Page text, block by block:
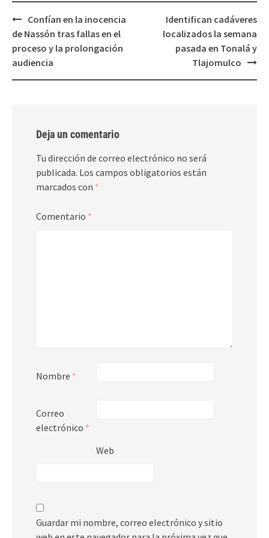
Post
navigation
Confían en la inocencia
de Nassón tras fallas en el
proceso y la prolongación
audiencia
Identifican cadáveres
localizados la semana
pasada en Tonalá y
Tlajomulco
Deja un comentario
Tu dirección de correo electrónico no será
publicada. Los campos obligatorios están
marcados con *
Comentario *
Nombre *
Correo
electrónico *
Web
Guardar mi nombre, correo electrónico y sitio